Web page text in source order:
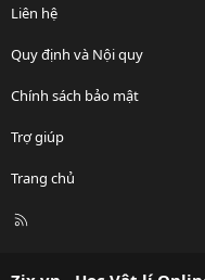
Liên hệ
Quy định và Nội quy
Chính sách bảo mật
Trợ giúp
Trang chủ
R